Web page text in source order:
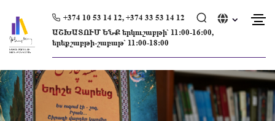
content
+374 10 53 14 12, +374 33 53 14 12
ԱՇԽԱՏՈՒՄ ԵՆՔ երկուշաբթի՝ 11։00-16։00,
երեքշաբթի-շաբաթ՝ 11։00-18։00